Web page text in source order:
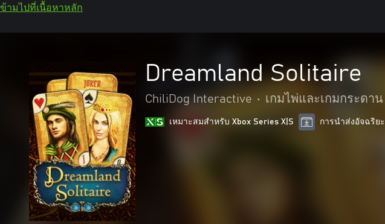
ข้ามไปที่เนื้อหาหลัก
Dreamland Solitaire
ChiliDog Interactive • เกมไพ่และเกมกระดาน
เหมาะสมสําหรับ Xbox Series X|S การนำส่งอัจฉริยะ